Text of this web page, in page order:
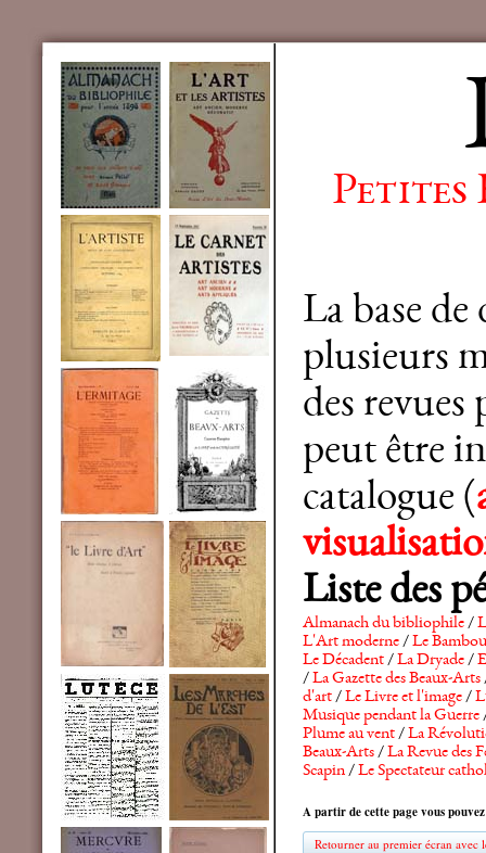
Petites
La base
plusieurs
des revues
peut être
catalogue (
Liste des
Almanach du bibliophile/
L'Art moderne/Le Bambou
Le Décadent/La Dryade/
/La Gazette des Beaux-Arts
d'art/Le Livre et l'image/
Musique pendant la Guerre
Plume au vent/La
Beaux-Arts/La Revue des
Scapin/Le Spectateur
A partir de cette page vous
Retourner au premier écran avec